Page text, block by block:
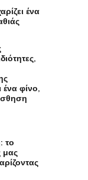
ένα
φίνο,
: το
μας